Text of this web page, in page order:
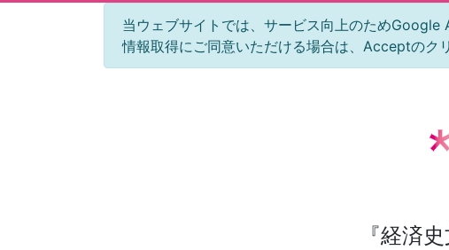
当ウェブサイトでは、サービス向上のため
情報取得にご同意いただける場合は、Acceptのク
『経済